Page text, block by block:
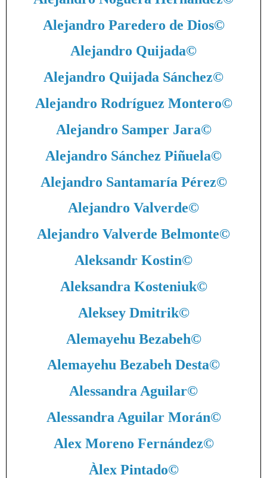
Alejandro Paredero de Dios©
Alejandro Quijada©
Alejandro Quijada Sánchez©
Alejandro Rodríguez Montero©
Alejandro Samper Jara©
Alejandro Sánchez Piñuela©
Alejandro Santamaría Pérez©
Alejandro Valverde©
Alejandro Valverde Belmonte©
Aleksandr Kostin©
Aleksandra Kosteniuk©
Aleksey Dmitrik©
Alemayehu Bezabeh©
Alemayehu Bezabeh Desta©
Alessandra Aguilar©
Alessandra Aguilar Morán©
Alex Moreno Fernández©
Àlex Pintado©